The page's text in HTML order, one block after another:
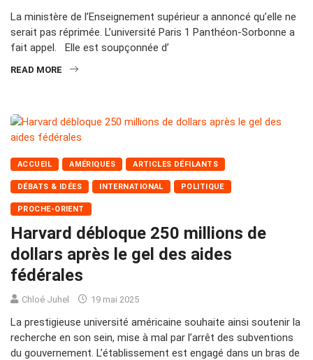
La ministère de l’Enseignement supérieur a annoncé qu’elle ne
serait pas réprimée. L’université Paris 1 Panthéon-Sorbonne a
fait appel. Elle est soupçonnée d’
READ MORE
ACCUEIL AMÉRIQUES ARTICLES DÉFILANTS
DÉBATS & IDÉES INTERNATIONAL POLITIQUE
PROCHE-ORIENT
Harvard débloque 250 millions de
dollars après le gel des aides
fédérales
Chloé Juhel 19 mai 2025
La prestigieuse université américaine souhaite ainsi soutenir la
recherche en son sein, mise à mal par l’arrêt des subventions
du gouvernement. L’établissement est engagé dans un bras de